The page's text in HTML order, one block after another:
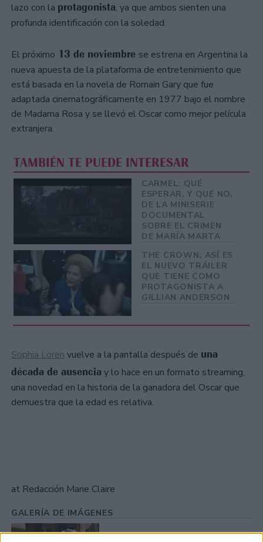
lazo con la protagonista, ya que ambos sienten una
profunda identificación con la soledad.
El próximo 13 de noviembre se estrena en Argentina la
nueva apuesta de la plataforma de entretenimiento que
está basada en la novela de Romain Gary que fue
adaptada cinematográficamente en 1977 bajo el nombre
de Madama Rosa y se llevó el Oscar como mejor película
extranjera.
TAMBIÉN TE PUEDE INTERESAR
CARMEL: QUÉ
ESPERAR, Y QUÉ NO,
DE LA MINISERIE
DOCUMENTAL
SOBRE EL CRIMEN
DE MARÍA MARTA
THE CROWN: ASÍ ES
EL NUEVO TRÁILER
QUE TIENE COMO
PROTAGONISTA A
GILLIAN ANDERSON
Sophia Lorenvuelve a la pantalla después de una
década de ausencia y lo hace en un formato streaming,
una novedad en la historia de la ganadora del Oscar que
demuestra que la edad es relativa.
at Redacción Marie Claire
GALERÍA DE IMÁGENES